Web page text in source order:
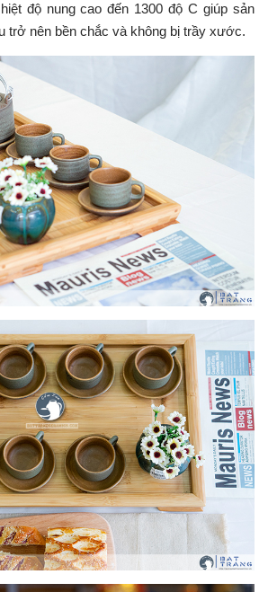
độ nung cao đến 1300 độ C giúp sản
trở nên bền chắc và không bị trầy xước.